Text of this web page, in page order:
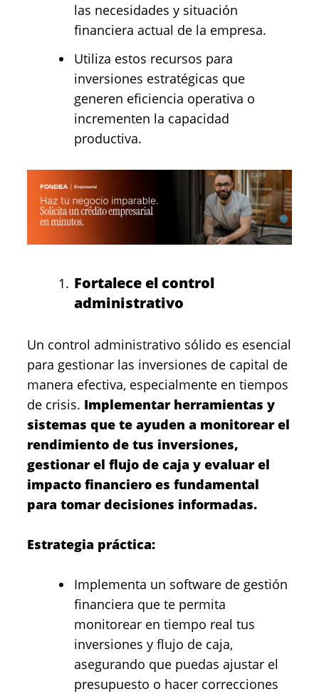
las necesidades y situación
financiera actual de la empresa.
Utiliza estos recursos para
inversiones estratégicas que
generen eficiencia operativa o
incrementen la capacidad
productiva.
Fortalece el control
administrativo
Un control administrativo sólido es esencial
para gestionar las inversiones de capital de
manera efectiva, especialmente en tiempos
de crisis. Implementar herramientas y
sistemas que te ayuden a monitorear el
rendimiento de tus inversiones,
gestionar el flujo de caja y evaluar el
impacto financiero es fundamental
para tomar decisiones informadas.
Estrategia práctica:
Implementa un software de gestión
financiera que te permita
monitorear en tiempo real tus
inversiones y flujo de caja,
asegurando que puedas ajustar el
presupuesto o hacer correcciones